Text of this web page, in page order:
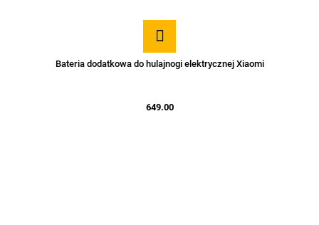
Bateria dodatkowa do hulajnogi elektrycznej Xiaomi
649.00